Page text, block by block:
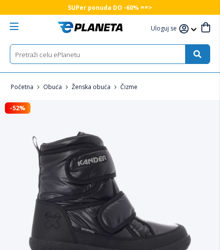
SUPer ponuda DO -60% ==>
Uloguj se
Početna Obuća Ženska obuća Čizme
-52%